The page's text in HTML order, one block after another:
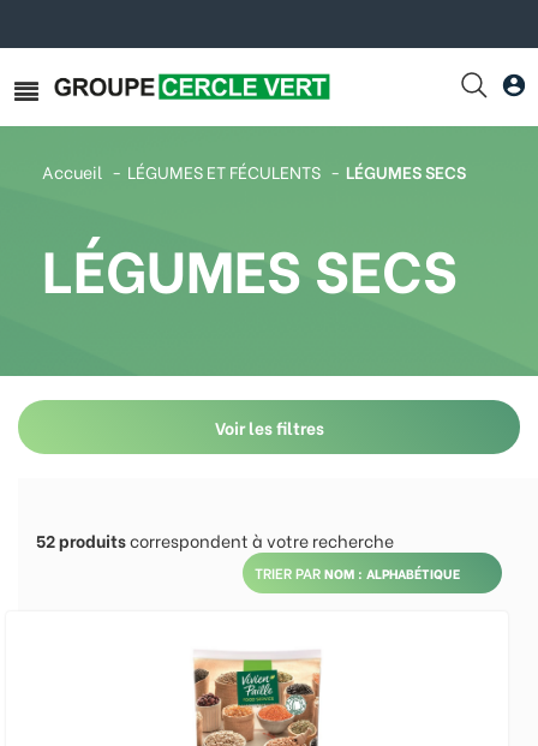
Accueil LÉGUMES ET FÉCULENTS LÉGUMES SECS
LÉGUMES SECS
Voir les filtres
52produitscorrespondent à votre recherche
TRIER PAR